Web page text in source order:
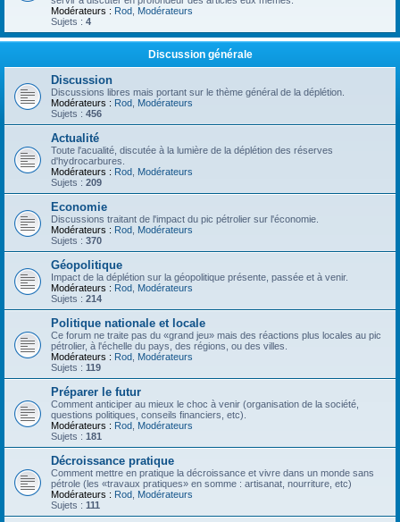
Modérateurs : Rod Modérateurs
Sujets : 4
Discussion générale
Discussion
Discussions libres mais portant sur le thème général de la déplétion.
Modérateurs : Rod Modérateurs
Sujets : 456
Actualité
Toute l'acualité, discutée à la lumière de la déplétion des réserves
d'hydrocarbures.
Modérateurs : Rod Modérateurs
Sujets : 209
Economie
Discussions traitant de l'impact du pic pétrolier sur l'économie.
Modérateurs : Rod Modérateurs
Sujets : 370
Géopolitique
Impact de la déplétion sur la géopolitique présente, passée et à venir.
Modérateurs : Rod Modérateurs
Sujets : 214
Politique nationale et locale
Ce forum ne traite pas du «grand jeu» mais des réactions plus locales au pic
pétrolier, à l'échelle du pays, des régions, ou des villes.
Modérateurs : Rod Modérateurs
Sujets : 119
Préparer le futur
Comment anticiper au mieux le choc à venir (organisation de la société,
questions politiques, conseils financiers, etc).
Modérateurs : Rod Modérateurs
Sujets : 181
Décroissance pratique
Comment mettre en pratique la décroissance et vivre dans un monde sans
pétrole (les «travaux pratiques» en somme : artisanat, nourriture, etc)
Modérateurs : Rod Modérateurs
Sujets : 111